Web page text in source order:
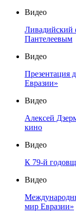
Видео
Ливадийский
Пантелеевым
Видео
Презентация
Евразии»
Видео
Алексей
кино
Видео
К 79-й
Видео
мир Евразии»